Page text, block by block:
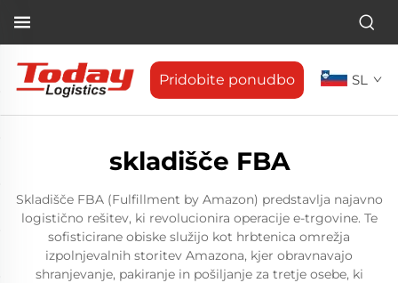
Pridobite ponudbo SL
skladišče FBA
Skladišče FBA (Fulfillment by Amazon) predstavlja najavno
logistično rešitev, ki revolucionira operacije e-trgovine. Te
sofisticirane obiske služijo kot hrbtenica omrežja
izpolnjevalnih storitev Amazona, kjer obravnavajo
shranjevanje, pakiranje in pošiljanje za tretje osebe, ki